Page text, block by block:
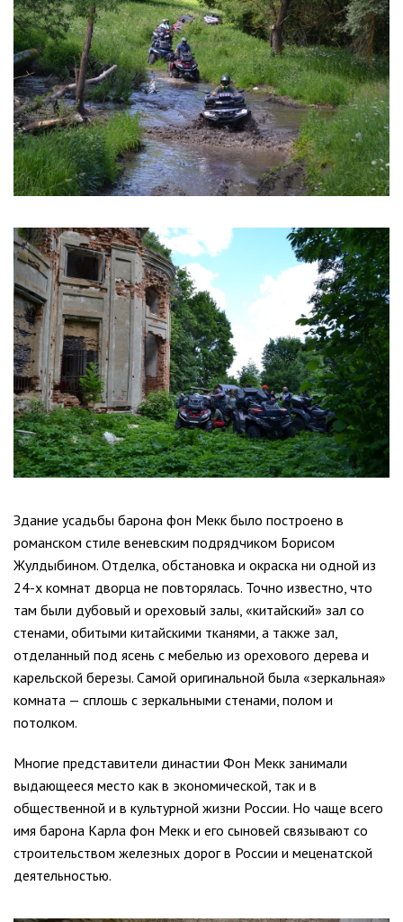
Здание усадьбы барона фон Мекк было построено в
романском стиле веневским подрядчиком Борисом
Жулдыбином. Отделка, обстановка и окраска ни одной из
24-х комнат дворца не повторялась. Точно известно, что
там были дубовый и ореховый залы, «китайский» зал со
стенами, обитыми китайскими тканями, а также зал,
отделанный под ясень с мебелью из орехового дерева и
карельской березы. Самой оригинальной была «зеркальная»
комната — сплошь с зеркальными стенами, полом и
потолком.
Многие представители династии Фон Мекк занимали
выдающееся место как в экономической, так и в
общественной и в культурной жизни России. Но чаще всего
имя барона Карла фон Мекк и его сыновей связывают со
строительством железных дорог в России и меценатской
деятельностью.